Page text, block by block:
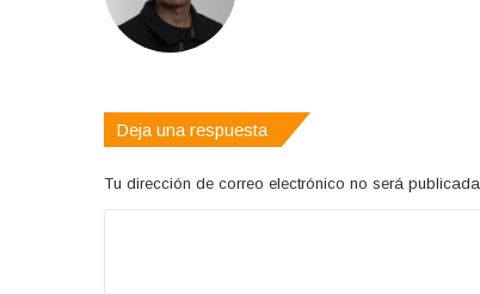
Deja una respuesta
Tu dirección de correo electrónico no será publicada.